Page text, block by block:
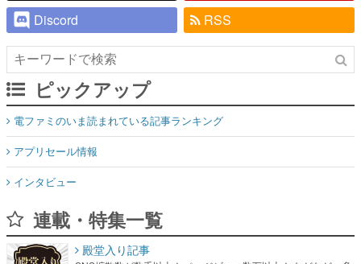
ピックアップ
電ファミのいま読まれている記事ランキング
アプリセール情報
インタビュー
連載・特集一覧
くの人々に読まれた、電ファミ渾身の“殿堂入り”記事をまとめま
した。
ゲームの企画書